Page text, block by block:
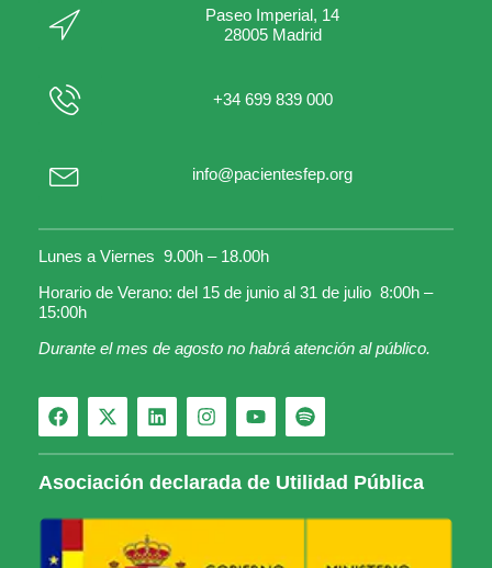
Paseo Imperial, 14
28005 Madrid
+34 699 839 000
info@pacientesfep.org
Lunes a Viernes 9.00h – 18.00h
Horario de Verano: del 15 de junio al 31 de julio 8:00h –
15:00h
Durante el mes de agosto no habrá atención al público.
Asociación declarada de Utilidad Pública